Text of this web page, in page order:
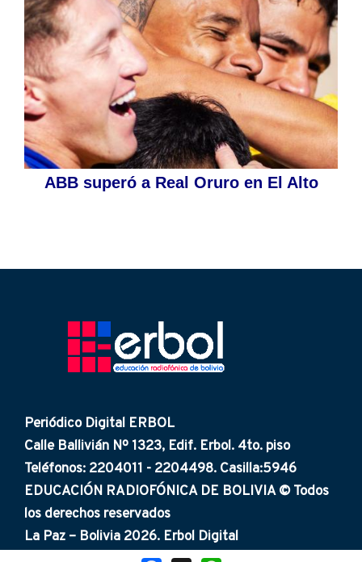
ABB superó a Real Oruro en El Alto
Periódico Digital ERBOL
Calle Ballivián Nº 1323, Edif. Erbol. 4to. piso
Teléfonos: 2204011 - 2204498. Casilla:5946
EDUCACIÓN RADIOFÓNICA DE BOLIVIA © Todos
los derechos reservados
La Paz – Bolivia 2026. Erbol Digital